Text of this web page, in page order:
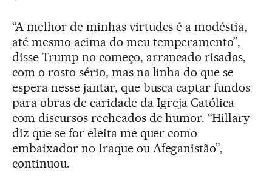
“A melhor de minhas virtudes é a modéstia,
até mesmo acima do meu temperamento”,
disse Trump no começo, arrancado risadas,
com o rosto sério, mas na linha do que se
espera nesse jantar, que busca captar fundos
para obras de caridade da Igreja Católica
com discursos recheados de humor. “Hillary
diz que se for eleita me quer como
embaixador no Iraque ou Afeganistão”,
continuou.